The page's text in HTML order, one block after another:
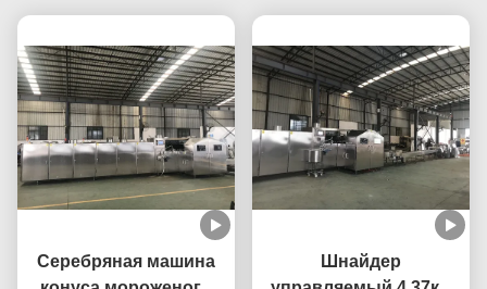
Серебряная машина
Шнайдер